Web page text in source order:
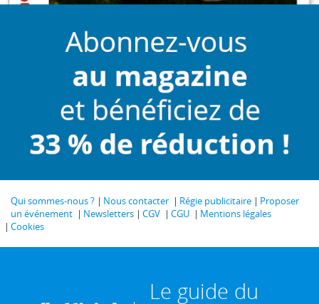
Qui sommes-nous ? Nous contacter Régie publicitaire
Proposer
un événement
Newsletters CGV CGU
Mentions légales
Cookies
Le guide du